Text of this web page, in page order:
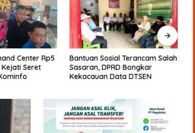
Center Rp5
Seret
Bantuan Sosial Terancam Salah
Sasaran, DPRD Bongkar
Kekacauan Data DTSEN